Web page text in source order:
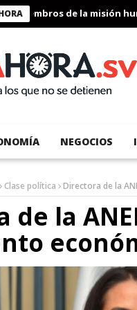
de la misión
NEGOCIOS
Clase política Directora de la
de la